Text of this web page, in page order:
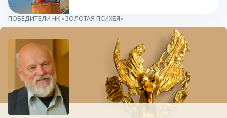
ПОБЕДИТЕЛИ НК «ЗОЛОТАЯ ПСИХЕЯ»